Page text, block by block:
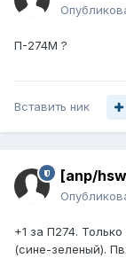
П-274М ?
Вставить ник
[anp/
+1 за П274.
(сине-зеленый).